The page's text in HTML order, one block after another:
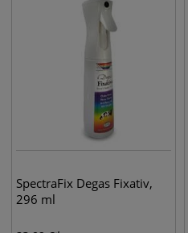
SpectraFix Degas Fixativ,
296 ml